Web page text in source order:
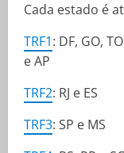
Cada estado é
TRF1: DF, GO,
e AP
TRF2: RJ e ES
TRF3: SP e MS